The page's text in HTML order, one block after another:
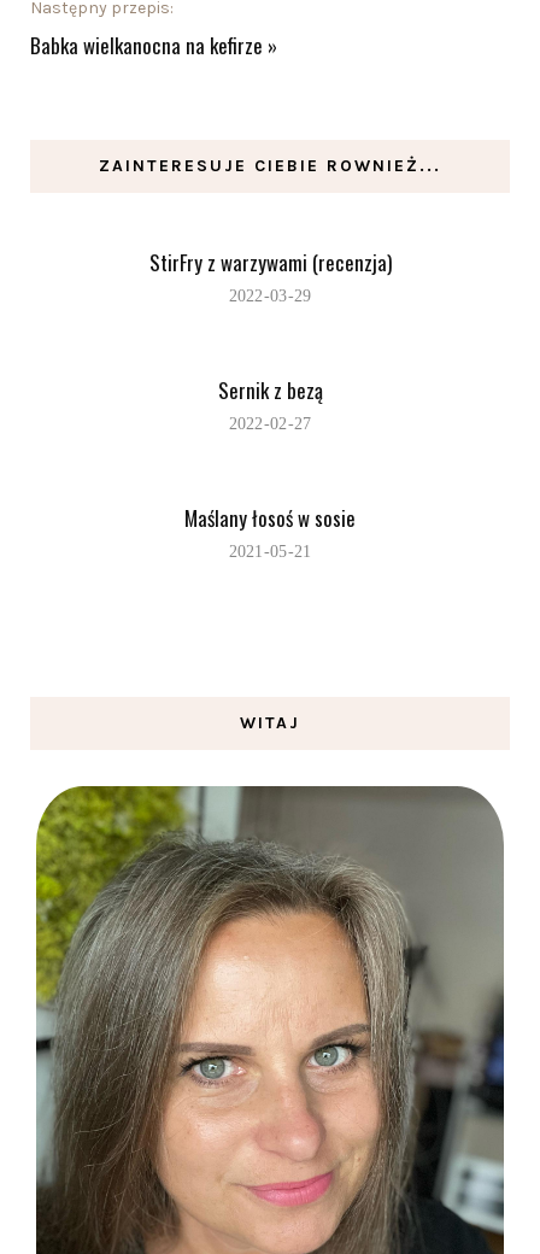
Następny przepis:
Babka wielkanocna na kefirze »
ZAINTERESUJE CIEBIE ROWNIEŻ...
StirFry z warzywami (recenzja)
2022-03-29
Sernik z bezą
2022-02-27
Maślany łosoś w sosie
2021-05-21
WITAJ